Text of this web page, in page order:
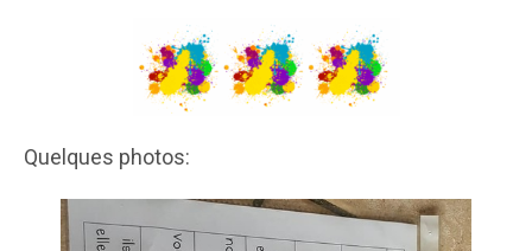
Quelques photos: